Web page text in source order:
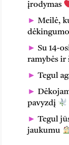
įrodymas
Meilė,
dėkingumo
Su 14-
ramybės ir
Tegul
pavyzdį
Tegul
jaukumu